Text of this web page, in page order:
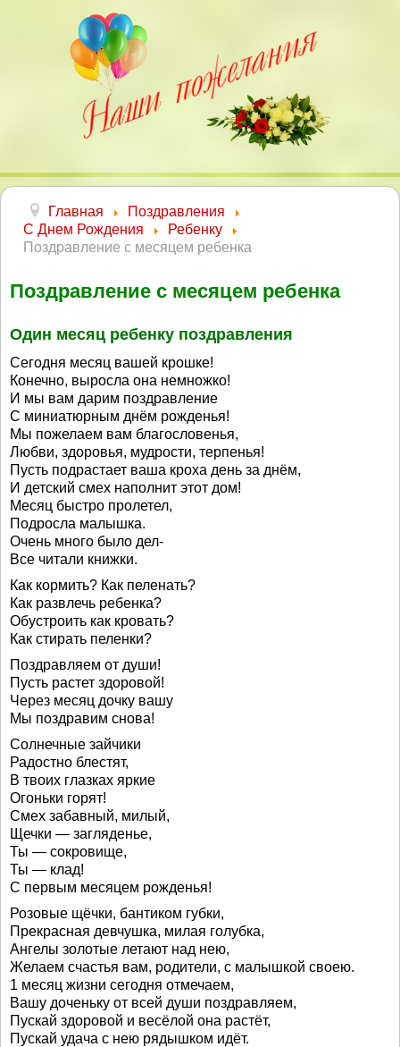
Главная
Поздравления
С Днем Рождения
Ребенку
Поздравление с месяцем ребенка
Поздравление с месяцем ребенка
Один месяц ребенку поздравления
Сегодня месяц вашей крошке!
Конечно, выросла она немножко!
И мы вам дарим поздравление
С миниатюрным днём рожденья!
Мы пожелаем вам благословенья,
Любви, здоровья, мудрости, терпенья!
Пусть подрастает ваша кроха день за днём,
И детский смех наполнит этот дом!
Месяц быстро пролетел,
Подросла малышка.
Очень много было дел-
Все читали книжки.
Как кормить? Как пеленать?
Как развлечь ребенка?
Обустроить как кровать?
Как стирать пеленки?
Поздравляем от души!
Пусть растет здоровой!
Через месяц дочку вашу
Мы поздравим снова!
Солнечные зайчики
Радостно блестят,
В твоих глазках яркие
Огоньки горят!
Смех забавный, милый,
Щечки — загляденье,
Ты — сокровище,
Ты — клад!
С первым месяцем рожденья!
Розовые щёчки, бантиком губки,
Прекрасная девчушка, милая голубка,
Ангелы золотые летают над нею,
Желаем счастья вам, родители, с малышкой своею.
1 месяц жизни сегодня отмечаем,
Вашу доченьку от всей души поздравляем,
Пускай здоровой и весёлой она растёт,
Пускай удача с нею рядышком идёт.